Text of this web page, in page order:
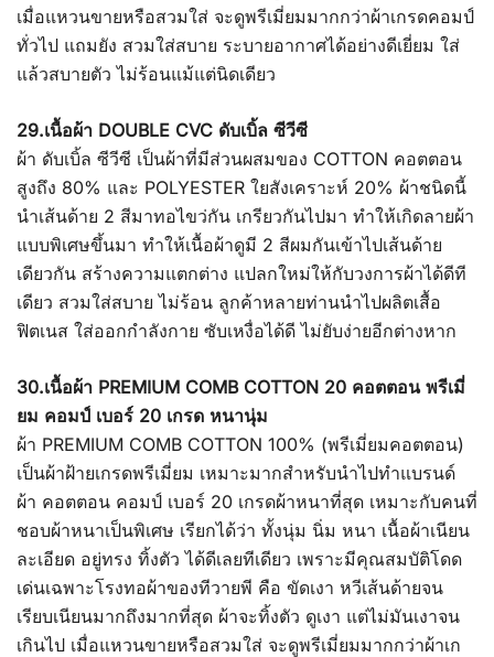
เมื่อแหวนขายหรือสวมใส่ จะดูพรีเมี่ยมมากกว่าผ้าเกรดคอมป์
ทั่วไป แถมยัง สวมใส่สบาย ระบายอากาศได้อย่างดีเยี่ยม ใส่
แล้วสบายตัว ไม่ร้อนแม้แต่นิดเดียว
29.เนื้อผ้า DOUBLE CVC ดับเบิ้ล ซีวีซี
ผ้า ดับเบิ้ล ซีวีซี เป็นผ้าที่มีส่วนผสมของ COTTON คอตตอน
สูงถึง 80% และ POLYESTER ใยสังเคราะห์ 20% ผ้าชนิดนี้
นำเส้นด้าย 2 สีมาทอไขว่กัน เกรียวกันไปมา ทำให้เกิดลายผ้า
แบบพิเศษขึ้นมา ทำให้เนื้อผ้าดูมี 2 สีผมกันเข้าไปเส้นด้าย
เดียวกัน สร้างความแตกต่าง แปลกใหม่ให้กับวงการผ้าได้ดีที
เดียว สวมใส่สบาย ไม่ร้อน ลูกค้าหลายท่านนำไปผลิตเสื้อ
ฟิตเนส ใส่ออกกำลังกาย ซับเหงื่อได้ดี ไม่ยับง่ายอีกต่างหาก
30.เนื้อผ้า PREMIUM COMB COTTON 20 คอตตอน พรีเมี่
ยม คอมป์ เบอร์ 20 เกรด หนานุ่ม
ผ้า PREMIUM COMB COTTON 100% (พรีเมี่ยมคอตตอน)
เป็นผ้าฝ้ายเกรดพรีเมี่ยม เหมาะมากสำหรับนำไปทำแบรนด์
ผ้า คอตตอน คอมป์ เบอร์ 20 เกรดผ้าหนาที่สุด เหมาะกับคนที่
ชอบผ้าหนาเป็นพิเศษ เรียกได้ว่า ทั้งนุ่ม นิ่ม หนา เนื้อผ้าเนียน
ละเอียด อยู่ทรง ทิ้งตัว ได้ดีเลยทีเดียว เพราะมีคุณสมบัติโดด
เด่นเฉพาะโรงทอผ้าของทีวายพี คือ ขัดเงา หวีเส้นด้ายจน
เรียบเนียนมากถึงมากที่สุด ผ้าจะทิ้งตัว ดูเงา แต่ไม่มันเงาจน
เกินไป เมื่อแหวนขายหรือสวมใส่ จะดูพรีเมี่ยมมากกว่าผ้าเก